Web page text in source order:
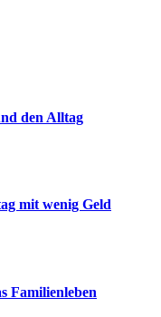
den Alltag
mit wenig Geld
Familienleben